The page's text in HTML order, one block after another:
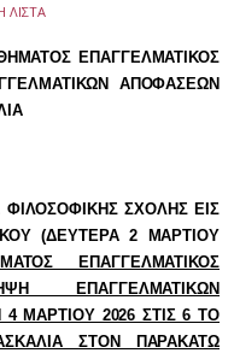
ΛΙΣΤΑ
ΕΠΑΓΓΕΛΜΑΤΙΚΟΣ
ΑΠΟΦΑΣΕΩΝ
ΣΧΟΛΗΣ ΕΙΣ
(ΔΕΥΤΕΡΑ 2 ΜΑΡΤΙΟΥ
ΕΠΑΓΓΕΛΜΑΤΙΚΟΣ
ΕΠΑΓΓΕΛΜΑΤΙΚΩΝ
ΜΑΡΤΙΟΥ 2026 ΣΤΙΣ 6 ΤΟ
ΣΤΟΝ ΠΑΡΑΚΑΤΩ